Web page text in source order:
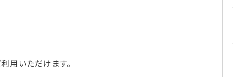
用いただけます。